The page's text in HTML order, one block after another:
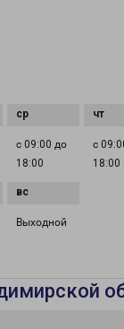
с 09:00 до
18:00
с
18:00
Выходной